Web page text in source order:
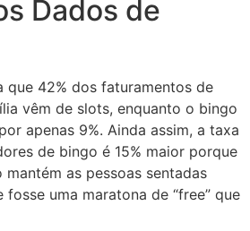
Dados de
que 42% dos faturamentos de
vêm de slots, enquanto o bingo
apenas 9%. Ainda assim, a taxa
de bingo é 15% maior porque
as pessoas sentadas
uma maratona de “free” que